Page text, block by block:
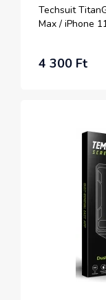
Techsuit
Max / iPhone
4 300 Ft